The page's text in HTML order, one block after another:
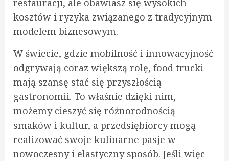
restauracji, ale obawiasz się wysokich
kosztów i ryzyka związanego z tradycyjnym
modelem biznesowym.
W świecie, gdzie mobilność i innowacyjność
odgrywają coraz większą rolę, food trucki
mają szansę stać się przyszłością
gastronomii. To właśnie dzięki nim,
możemy cieszyć się różnorodnością
smaków i kultur, a przedsiębiorcy mogą
realizować swoje kulinarne pasje w
nowoczesny i elastyczny sposób. Jeśli więc